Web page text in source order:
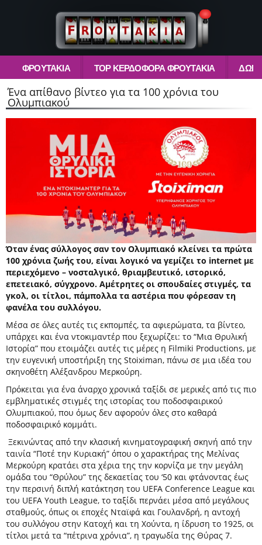
ΦΡΟΥΤΆΚΙΑ TOP ΚΕΡΔΟΦΌΡΑ ΦΡΟΥΤΆΚΙΑ
Ένα απίθανο βίντεο για τα 100 χρόνια του
Ολυμπιακού
Όταν ένας σύλλογος σαν τον Ολυμπιακό κλείνει τα πρώτα
100 χρόνια ζωής του, είναι λογικό να γεμίζει το internet με
περιεχόμενο – νοσταλγικό, θριαμβευτικό, ιστορικό,
επετειακό, σύγχρονο. Αμέτρητες οι σπουδαίες στιγμές, τα
γκολ, οι τίτλοι, πάμπολλα τα αστέρια που φόρεσαν τη
φανέλα του συλλόγου.
Μέσα σε όλες αυτές τις εκπομπές, τα αφιερώματα, τα βίντεο,
υπάρχει και ένα ντοκιμαντέρ που ξεχωρίζει: το “Μια Θρυλική
Ιστορία” που ετοιμάζει αυτές τις μέρες η Filmiki Productions, με
την ευγενική υποστήριξη της Stoiximan, πάνω σε μια ιδέα του
σκηνοθέτη Αλέξανδρου Μερκούρη.
Πρόκειται για ένα άναρχο χρονικά ταξίδι σε μερικές από τις πιο
εμβληματικές στιγμές της ιστορίας του ποδοσφαιρικού
Ολυμπιακού, που όμως δεν αφορούν όλες στο καθαρά
ποδοσφαιρικό κομμάτι.
Ξεκινώντας από την κλασική κινηματογραφική σκηνή από την
ταινία “Ποτέ την Κυριακή” όπου ο χαρακτήρας της Μελίνας
Μερκούρη κρατάει στα χέρια της την κορνίζα με την μεγάλη
ομάδα του “Θρύλου” της δεκαετίας του ‘50 και φτάνοντας έως
την περσινή διπλή κατάκτηση του UEFA Conference League και
του UEFA Youth League, το ταξίδι περνάει μέσα από μεγάλους
σταθμούς, όπως οι εποχές Νταϊφά και Γουλανδρή, η αντοχή
του συλλόγου στην Κατοχή και τη Χούντα, η ίδρυση το 1925, οι
τίτλοι μετά τα “πέτρινα χρόνια”, η τραγωδία της Θύρας 7.